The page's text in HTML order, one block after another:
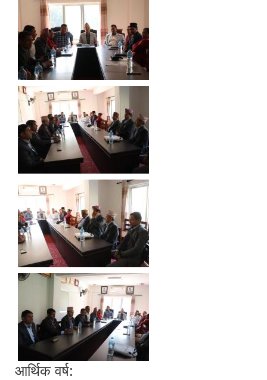
आर्थिक वर्ष: